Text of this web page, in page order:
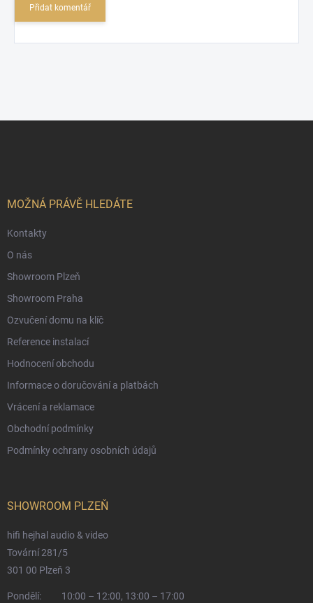
Přidat komentář
MOŽNÁ PRÁVĚ HLEDÁTE
Kontakty
O nás
Showroom Plzeň
Showroom Praha
Ozvučení domu na klíč
Reference instalací
Hodnocení obchodu
Informace o doručování a platbách
Vrácení a reklamace
Obchodní podmínky
Podmínky ochrany osobních údajů
SHOWROOM PLZEŇ
hifi hejhal audio & video
Tovární 281/5
301 00 Plzeň 3
Pondělí:
10:00 – 12:00, 13:00 – 17:00